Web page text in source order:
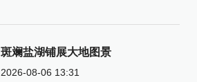
斑斓盐湖铺展大地图景
2026-08-06 13:31